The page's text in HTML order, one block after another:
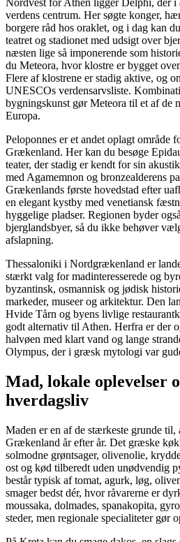
verdens centrum. Her søgte konger,
borgere råd hos oraklet, og i dag kan
teatret og stadionet med udsigt over
næsten lige så imponerende som
du Meteora, hvor klostre er bygget
Flere af klostrene er stadig aktive, og
UNESCOs verdensarvsliste.
bygningskunst gør Meteora til et af de
Europa.
Peloponnes er et andet oplagt område
Grækenland. Her kan du besøge
teater, der stadig er kendt for sin
med Agamemnon og bronzealderens
Grækenlands første hovedstad efter
en elegant kystby med venetiansk
hyggelige pladser. Regionen byder
bjerglandsbyer, så du ikke behøver
afslapning.
Thessaloniki i Nordgrækenland er
stærkt valg for madinteresserede og
byzantinsk, osmannisk og jødisk
markeder, museer og arkitektur. Den
Hvide Tårn og byens livlige
godt alternativ til Athen. Herfra er der
halvøen med klart vand og lange
Olympus, der i græsk mytologi var
Mad, lokale oplevelser
hverdagsliv
Maden er en af de stærkeste grunde
Grækenland år efter år. Det græske
solmodne grøntsager, olivenolie,
ost og kød tilberedt uden unødvendig
består typisk af tomat, agurk, løg,
smager bedst dér, hvor råvarerne er
moussaka, dolmades, spanakopita,
steder, men regionale specialiteter gør